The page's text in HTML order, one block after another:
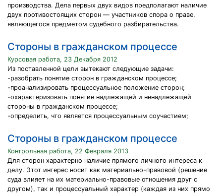
производства. Дела первых двух видов предполагают наличие
двух противостоящих сторон — участников спора о праве,
являющегося предметом судебного разбирательства.
Стороны в гражданском процессе
Курсовая работа, 23 Декабря 2012
Из поставленной цели вытекают следующие задачи:
-разобрать понятие сторон в гражданском процессе;
-проанализировать процессуальное положение сторон;
-охарактеризовать понятие надлежащей и ненадлежащей
стороны в гражданском процессе;
-определить, что является процессуальным соучастием;
Стороны в гражданском процессе
Контрольная работа, 22 Февраля 2013
Для сторон характерно наличие прямого личного интереса к
делу. Этот интерес носит как материально-правовой (решение
суда влияет на их материально-правовые отношения друг с
другом), так и процессуальный характер (каждая из них прямо